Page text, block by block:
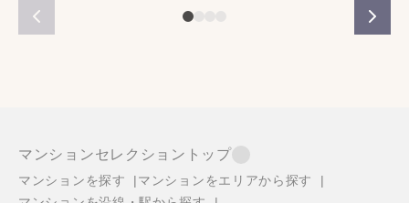
マンションセレクショントップ
マンションを探す
マンションをエリアから探す